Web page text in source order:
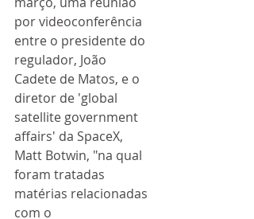
por videoconferência
entre o presidente do
regulador, João
Cadete de Matos, e o
diretor de 'global
satellite government
affairs' da SpaceX,
Matt Botwin, "na qual
foram tratadas
matérias relacionadas
com o